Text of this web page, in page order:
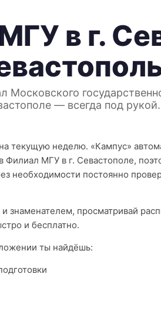
в г.
Московского
— всегда под рукой.
текущую неделю. «Кампус»
Филиал МГУ в г. Севастополе,
необходимости постоянно
просматривай
и бесплатно.
ты найдёшь: